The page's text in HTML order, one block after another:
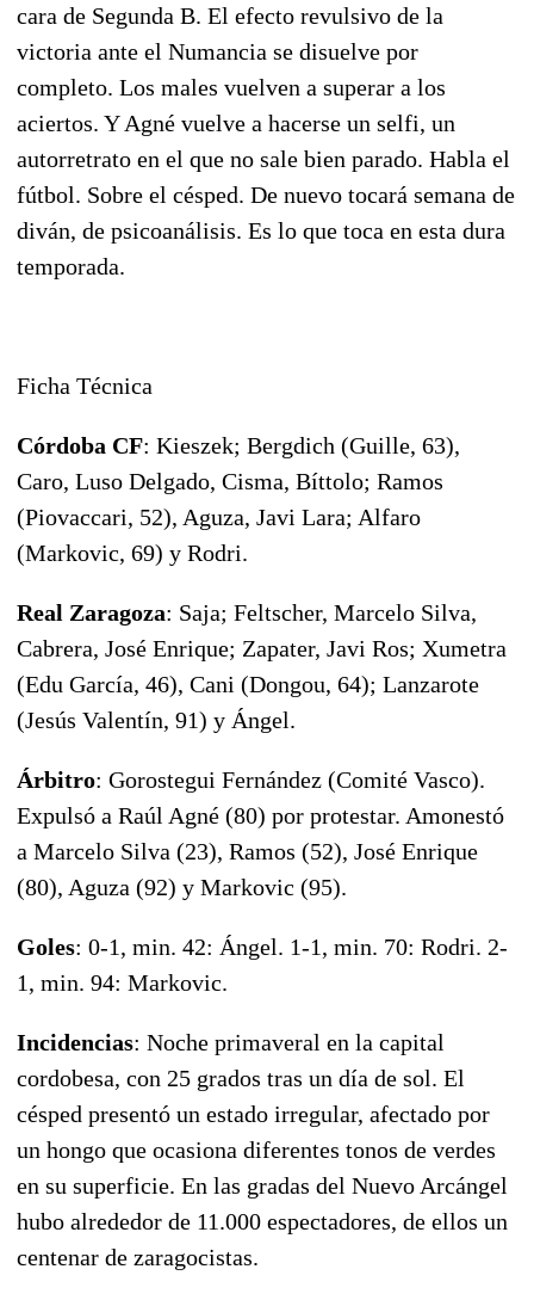
cara de Segunda B. El efecto revulsivo de la
victoria ante el Numancia se disuelve por
completo. Los males vuelven a superar a los
aciertos. Y Agné vuelve a hacerse un selfi, un
autorretrato en el que no sale bien parado. Habla el
fútbol. Sobre el césped. De nuevo tocará semana de
diván, de psicoanálisis. Es lo que toca en esta dura
temporada.
Ficha Técnica
Córdoba CF: Kieszek; Bergdich (Guille, 63),
Caro, Luso Delgado, Cisma, Bíttolo; Ramos
(Piovaccari, 52), Aguza, Javi Lara; Alfaro
(Markovic, 69) y Rodri.
Real Zaragoza: Saja; Feltscher, Marcelo Silva,
Cabrera, José Enrique; Zapater, Javi Ros; Xumetra
(Edu García, 46), Cani (Dongou, 64); Lanzarote
(Jesús Valentín, 91) y Ángel.
Árbitro: Gorostegui Fernández (Comité Vasco).
Expulsó a Raúl Agné (80) por protestar. Amonestó
a Marcelo Silva (23), Ramos (52), José Enrique
(80), Aguza (92) y Markovic (95).
Goles: 0-1, min. 42: Ángel. 1-1, min. 70: Rodri. 2-
1, min. 94: Markovic.
Incidencias: Noche primaveral en la capital
cordobesa, con 25 grados tras un día de sol. El
césped presentó un estado irregular, afectado por
un hongo que ocasiona diferentes tonos de verdes
en su superficie. En las gradas del Nuevo Arcángel
hubo alrededor de 11.000 espectadores, de ellos un
centenar de zaragocistas.